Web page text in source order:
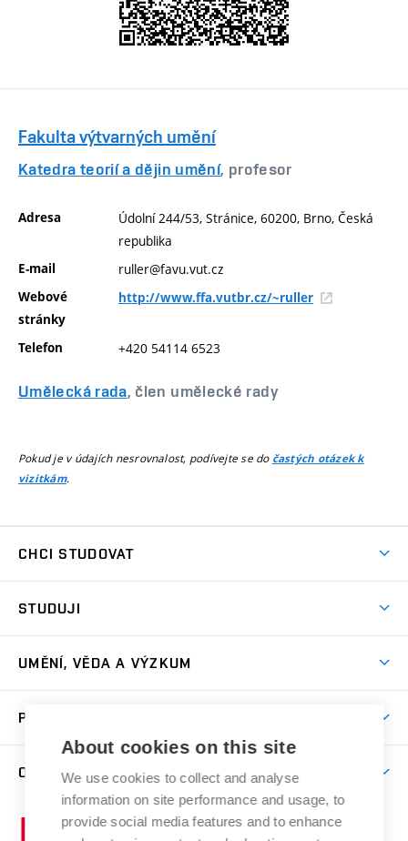
Fakulta výtvarných umění
Katedra teorií a dějin umění, profesor
Adresa
Údolní 244/53, Stránice, 60200, Brno, Česká
republika
E-mail ruller@favu.vut.cz
Webové
stránky
http://www.ffa.vutbr.cz/~ruller
Telefon +420 54114 6523
Umělecká rada, člen umělecké rady
Pokud je v údajích nesrovnalost, podívejte se do častých otázek k
vizitkám.
CHCI STUDOVAT
Přijímačky
Dny otevřených dveří
Přípravné kurzy
Studium bez bariér
Katedra teorií a dějin umění
Kabinety a dílny
STUDUJI
Časový plán studia
Studijní předpisy a formuláře
Studium a stáže v zahraničí
Rezidenční pobyty
UMĚNÍ, VĚDA A VÝZKUM
Publikační činnost
Projekty
Výstavy
PRO VEŘEJNOST
Letní školy a semestrální kurzy
Nakladatelská a vydavatelská činnost
Research Catalogue
O FAKULTĚ
Aktuality
Vysoké
About cookies on this site
We use cookies to collect and analyse
information on site performance and usage, to
provide social media features and to enhance